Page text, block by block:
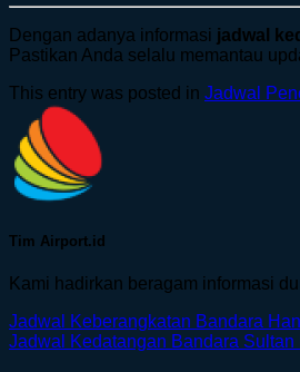
Dengan adanya informasi jadwal
Pastikan Anda selalu memantau
This entry was posted in Jadwal
Tim Airport.id
Kami hadirkan beragam informasi
Jadwal Keberangkatan Bandara
Jadwal Kedatangan Bandara Sultan